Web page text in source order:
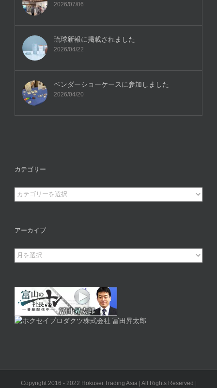
2026/07/06
琉球新報に掲載されました
2026/04/22
ベンダーショーケースに参加しました
2026/04/20
カテゴリー
カ
テ
ー
アーカイブ
ア
ー
Copyright 2016 - 2022 Hokusei Trading Asia | All Rights Reserved |